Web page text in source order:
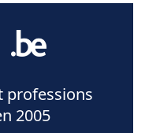
professions
2005